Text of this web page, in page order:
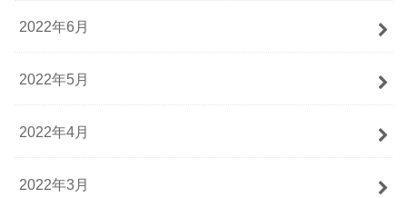
2022年6月
2022年5月
2022年4月
2022年3月